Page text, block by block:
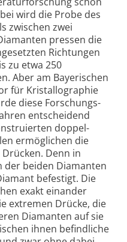
wird die Probe des
zwischen zwei
pressen die
Richtungen
zu etwa 250
Aber am Bayerischen
für Kristal­lographie
diese Forschungs­
entscheidend
doppel­
ermöglichen die
Denn in
der beiden Diamanten
befestigt. Die
exakt einander
extremen Drücke, die
Diamanten auf sie
ihnen befindliche